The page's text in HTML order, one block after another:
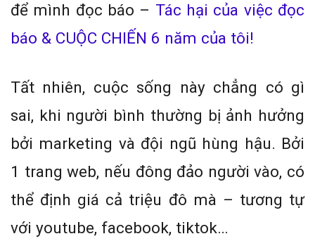
để mình đọc báo – Tác hại của việc đọc
báo & CUỘC CHIẾN 6 năm của tôi!
Tất nhiên, cuộc sống này chẳng có gì
sai, khi người bình thường bị ảnh hưởng
bởi marketing và đội ngũ hùng hậu. Bởi
1 trang web, nếu đông đảo người vào, có
thể định giá cả triệu đô mà – tương tự
với youtube, facebook, tiktok…